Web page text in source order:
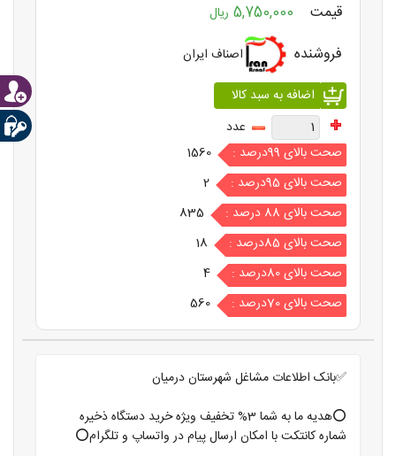
قیمت 5,750,000 ریال
فروشنده اصناف ایران
عدد
صحت بالای 99درصد :
1560
صحت بالای 95درصد :
2
صحت بالای 88 درصد :
835
صحت بالای 85درصد :
18
صحت بالای 80درصد :
4
صحت بالای 70درصد :
560
✅بانک اطلاعات مشاغل شهرستان درمیان
⭕️هدیه ما به شما 3% تخفیف ویژه خرید دستگاه ذخیره
شماره کانتکت با امکان ارسال پیام در واتساپ و تلگرام⭕️